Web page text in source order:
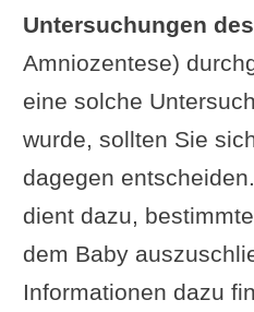
Untersuchungen
Amniozentese)
eine solche
wurde, sollten Sie
dagegen
dient dazu,
dem Baby
Informationen dazu